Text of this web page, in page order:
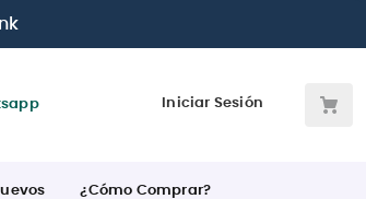
Iniciar Sesión
¿Cómo Comprar?